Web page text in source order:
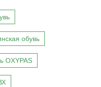
обувь
OXYPAS